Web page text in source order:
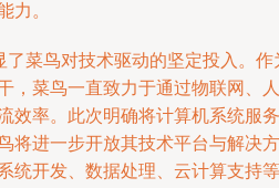
力。
了菜鸟对技术驱动的坚定投入。作
，菜鸟一直致力于通过物联网、人
效率。此次明确将计算机系统服务
将进一步开放其技术平台与解决方
统开发、数据处理、云计算支持等